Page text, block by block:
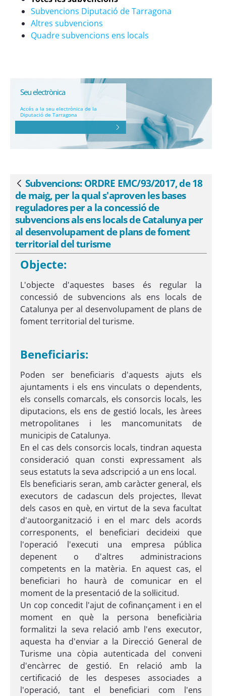
foment territorial del turisme - eSAM
Subvencions Diputació de Tarragona
Altres subvencions
Quadre subvencions ens locals
Seu electrònica
Accés a la seu electrònica de la
Diputació de Tarragona
Vés enrere
Subvencions: ORDRE EMC/93/2017, de 18
de maig, per la qual s'aproven les bases
reguladores per a la concessió de
subvencions als ens locals de Catalunya per
al desenvolupament de plans de foment
territorial del turisme
Objecte:
L'objecte d'aquestes bases és regular la
concessió de subvencions als ens locals de
Catalunya per al desenvolupament de plans de
foment territorial del turisme.
Beneficiaris:
Poden ser beneficiaris d'aquests ajuts els
ajuntaments i els ens vinculats o dependents,
els consells comarcals, els consorcis locals, les
diputacions, els ens de gestió locals, les àrees
metropolitanes i les mancomunitats de
municipis de Catalunya.
En el cas dels consorcis locals, tindran aquesta
consideració quan consti expressament als
seus estatuts la seva adscripció a un ens local.
Els beneficiaris seran, amb caràcter general, els
executors de cadascun dels projectes, llevat
dels casos en què, en virtut de la seva facultat
d'autoorganització i en el marc dels acords
corresponents, el beneficiari decideixi que
l'operació l'executi una empresa pública
depenent o d'altres administracions
competents en la matèria. En aquest cas, el
beneficiari ho haurà de comunicar en el
moment de la presentació de la sol·licitud.
Un cop concedit l'ajut de cofinançament i en el
moment en què la persona beneficiària
formalitzi la seva relació amb l'ens executor,
aquesta ha d'enviar a la Direcció General de
Turisme una còpia autenticada del conveni
d'encàrrec de gestió. En relació amb la
certificació de les despeses associades a
l'operació, tant el beneficiari com l'ens